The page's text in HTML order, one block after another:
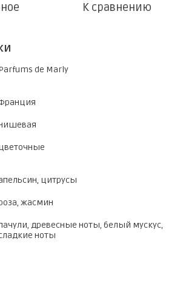
К сравнению
de Marly
цитрусы
жасмин
древесные ноты, белый мускус,
ноты